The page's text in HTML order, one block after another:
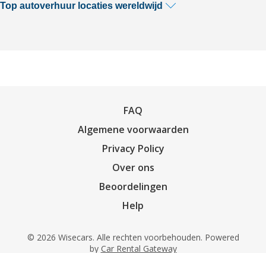
Top autoverhuur locaties wereldwijd
FAQ
Algemene voorwaarden
Privacy Policy
Over ons
Beoordelingen
Help
© 2026 Wisecars. Alle rechten voorbehouden. Powered
by Car Rental Gateway